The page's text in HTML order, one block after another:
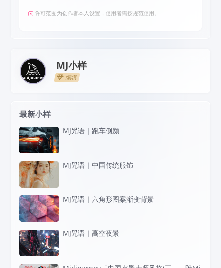
许可范围为创作者本人设置，使用者需按规范使用。
MJ小样
编辑
最新小样
MJ咒语｜跑车侧颜
MJ咒语｜中国传统服饰
MJ咒语｜六角形图案渐变背景
MJ咒语｜高空夜景